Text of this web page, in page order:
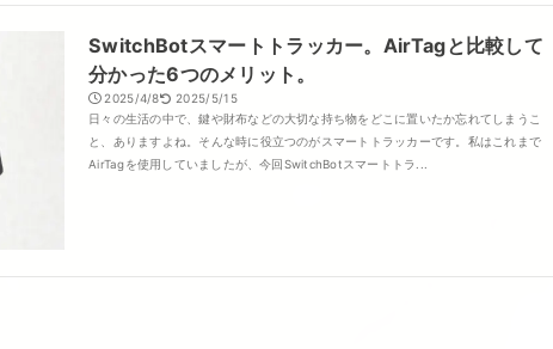
SwitchBotスマートトラッカー。AirTagと比較して
分かった6つのメリット。
2025/4/8 2025/5/15
日々の生活の中で、鍵や財布などの大切な持ち物をどこに置いたか忘れてしまうこ
と、ありますよね。​そんな時に役立つのがスマートトラッカーです。​私はこれまで
AirTagを使用していましたが、今回SwitchBotスマートトラ...